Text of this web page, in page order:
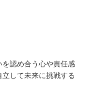
を認め合う心や責任感
して未来に挑戦する